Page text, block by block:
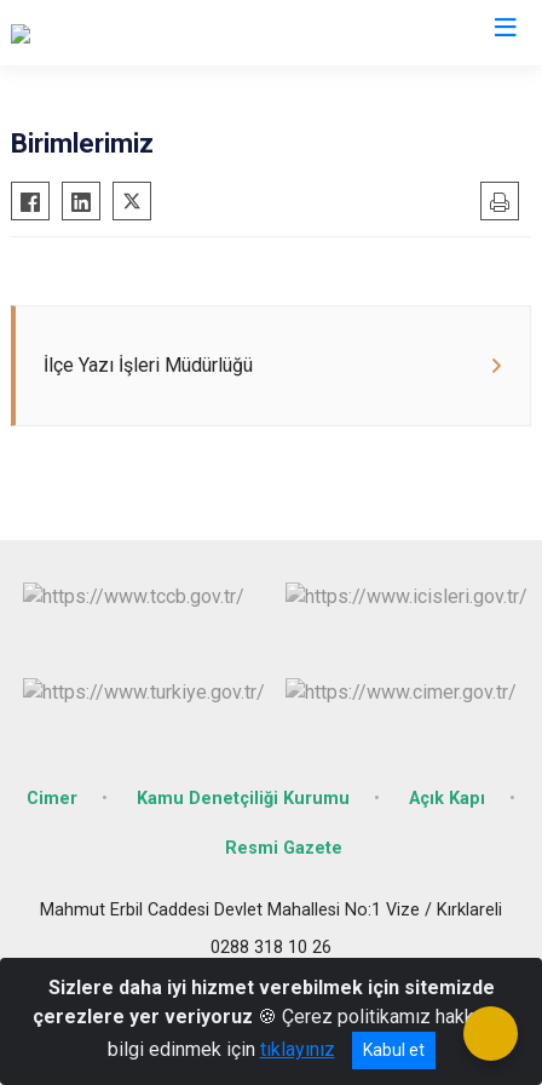
Babaeski
Demirköy
Lüleburgaz
Pınarhisar
Birimlerimiz
İlçe Yazı İşleri Müdürlüğü
Cimer Kamu Denetçiliği Kurumu Açık Kapı
Resmi Gazete
Mahmut Erbil Caddesi Devlet Mahallesi No:1 Vize / Kırklareli
0288 318 10 26
Sizlere daha iyi hizmet verebilmek için sitemizde
çerezlere yer veriyoruz 🍪 Çerez politikamız hakkında
bilgi edinmek için tıklayınız Kabul et